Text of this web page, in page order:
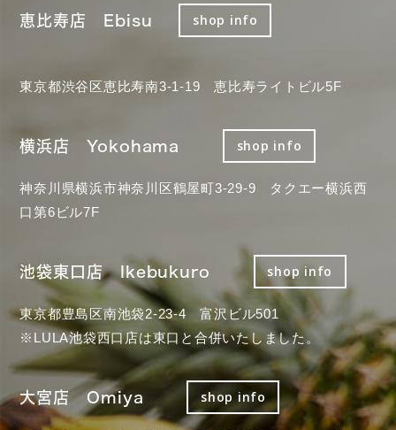
恵比寿店 Ebisu shop info
東京都渋谷区恵比寿南3-1-19 恵比寿ライトビル5F
横浜店 Yokohama shop info
神奈川県横浜市神奈川区鶴屋町3-29-9 タクエー横浜西
口第6ビル7F
池袋東口店 Ikebukuro shop info
東京都豊島区南池袋2-23-4 富沢ビル501
※LULA池袋西口店は東口と合併いたしました。
大宮店 Omiya shop info